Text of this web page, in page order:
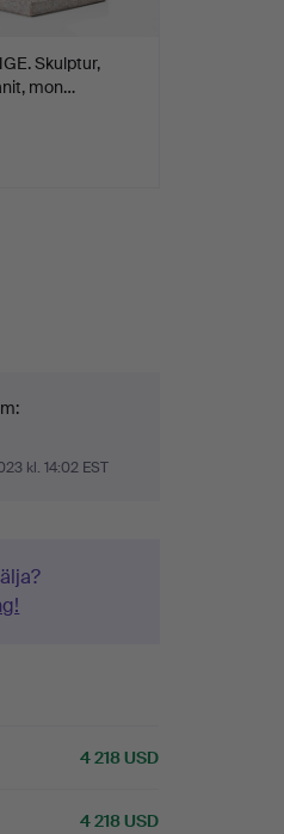
Skulptur,
mon…
kl. 14:02 EST
4 218 USD
4 218 USD